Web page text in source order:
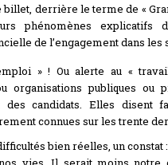
billet, derrière le terme de «
phénomènes
de l’engagement dans les
» ! Ou alerte au «
organisations publiques ou
des candidats. Elles disent
connues sur les trente
bien réelles, un constat